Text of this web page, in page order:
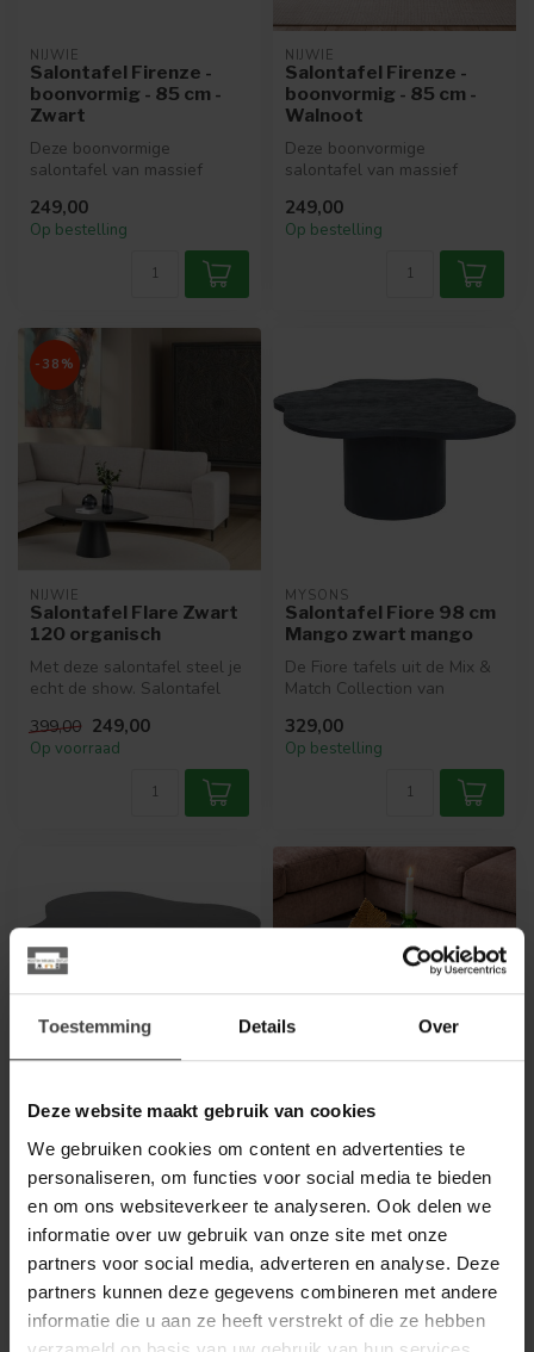
Toestemming Details Over
Deze website maakt gebruik van cookies
We gebruiken cookies om content en advertenties te
personaliseren, om functies voor social media te bieden
en om ons websiteverkeer te analyseren. Ook delen we
informatie over uw gebruik van onze site met onze
partners voor social media, adverteren en analyse. Deze
partners kunnen deze gegevens combineren met andere
informatie die u aan ze heeft verstrekt of die ze hebben
NIJWIE
Salontafel Firenze -
boonvormig - 85 cm -
Zwart
Deze boonvormige
salontafel van massief
jouw interieur...
249,00
Op bestelling
NIJWIE
Salontafel Firenze -
boonvormig - 85 cm -
Walnoot
Deze boonvormige
salontafel van massief
jouw interieur...
249,00
Op bestelling
-38%
NIJWIE
Salontafel Flare Zwart
120 organisch
Met deze salontafel steel je
echt de show. Salontafel
399,00 249,00
Op voorraad
MYSONS
Salontafel Fiore 98 cm
Mango zwart mango
De Fiore tafels uit de Mix &
Match Collection van
elegantie me...
329,00
Op bestelling
MYSONS
Mango bruin walnoot
De Fiore tafels uit de Mix &
Match Collection van
MySons stralen warmte en
329,00
Op bestelling
NIJWIE
boonvormig - 125 cm -
Zwart
Deze boonvormige
salontafel van massief
jouw interieur...
349,00
Op bestelling